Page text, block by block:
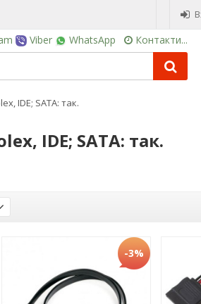
Viber WhatsApp Контакти...
IDE; SATA: так.
IDE; SATA: так.
-3%